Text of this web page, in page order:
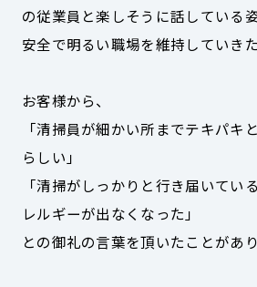
の従業員と楽しそうに話している
安全で明るい職場を維持していき
お客様から、
「清掃員が細かい所までテキパキ
らしい」
「清掃がしっかりと行き届いてい
レルギーが出なくなった」
との御礼の言葉を頂いたことがあり